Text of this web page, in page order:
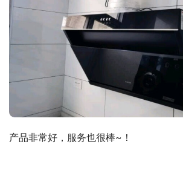
产品非常好，服务也很棒~！